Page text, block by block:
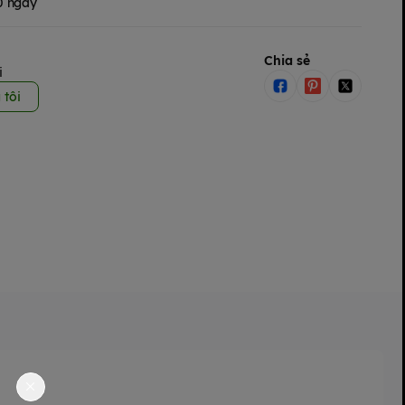
tôi
Chia sẻ